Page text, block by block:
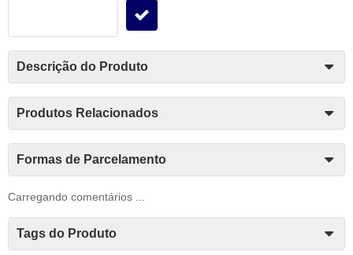
Descrição do Produto
Produtos Relacionados
Formas de Parcelamento
Carregando comentários ...
Tags do Produto